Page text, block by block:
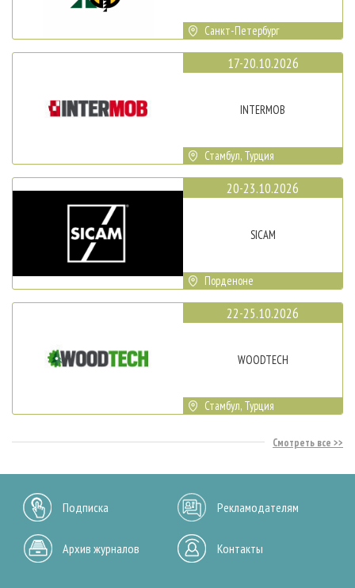
Санкт-Петербург
17-20.10.2026
INTERMOB
Стамбул, Турция
20-23.10.2026
SICAM
Порденоне
22-25.10.2026
WOODTECH
Стамбул, Турция
Смотреть все
Подписка Рекламодателям
Архив журналов Контакты